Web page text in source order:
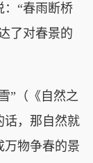
：“春雨断桥
了对春景的
”（《自然之
话，那自然就
万物争春的景